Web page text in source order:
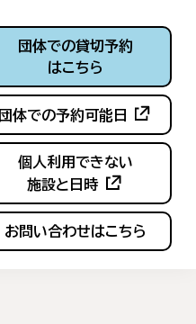
団体での貸切予約
はこちら
団体での予約可能日 (新しい
個人利用できない
施設と日時(新しいタブで
お問い合わせはこちら